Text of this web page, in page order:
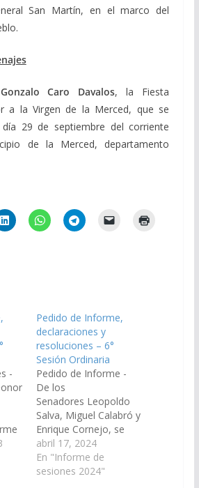
San Martín, en el marco del
Gonzalo Caro Davalos, la Fiesta
a la Virgen de la Merced, que se
29 de septiembre del corriente
de la Merced, departamento
-
Pedido de Informe,
declaraciones y
resoluciones – 6°
Sesión Ordinaria
Pedido de Informe -
De los
Senadores Leopoldo
Salva, Miguel Calabró y
Enrique Cornejo, se
requiera al Poder
Ejecutivo de la
Provincia, informen en
abril 17, 2024
En "Informe de
sesiones 2024"